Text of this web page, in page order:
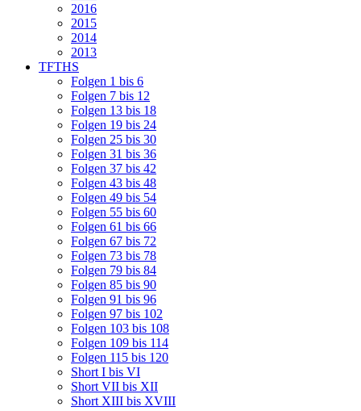
2016
2015
2014
2013
TFTHS
Folgen 1 bis 6
Folgen 7 bis 12
Folgen 13 bis 18
Folgen 19 bis 24
Folgen 25 bis 30
Folgen 31 bis 36
Folgen 37 bis 42
Folgen 43 bis 48
Folgen 49 bis 54
Folgen 55 bis 60
Folgen 61 bis 66
Folgen 67 bis 72
Folgen 73 bis 78
Folgen 79 bis 84
Folgen 85 bis 90
Folgen 91 bis 96
Folgen 97 bis 102
Folgen 103 bis 108
Folgen 109 bis 114
Folgen 115 bis 120
Short I bis VI
Short VII bis XII
Short XIII bis XVIII